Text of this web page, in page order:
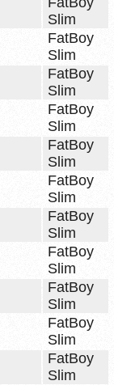
Slim
FatBoy
Slim
FatBoy
Slim
FatBoy
Slim
FatBoy
Slim
FatBoy
Slim
FatBoy
Slim
FatBoy
Slim
FatBoy
Slim
FatBoy
Slim
FatBoy
Slim